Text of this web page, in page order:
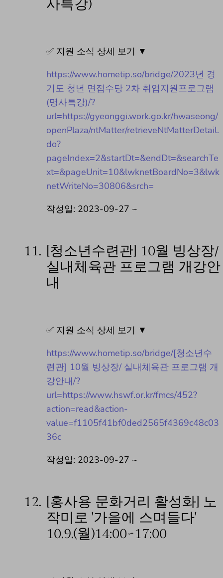
사특강)
✅ 지원 소식 상세 보기 ▼
https://www.hometip.so/bridge/2023년 경
기도 청년 면접수당 2차 취업지원프로그램
(명사특강)/?
url=https://gyeonggi.work.go.kr/hwaseong/
openPlaza/ntMatter/retrieveNtMatterDetail.
do?
pageIndex=2&startDt=&endDt=&searchTe
xt=&pageUnit=10&lwknetBoardNo=3&lwk
netWriteNo=30806&srch=
작성일: 2023-09-27 ~
11.
[청소년수련관] 10월 빙상장/
실내체육관 프로그램 개강안
내
✅ 지원 소식 상세 보기 ▼
https://www.hometip.so/bridge/[청소년수
련관] 10월 빙상장/ 실내체육관 프로그램 개
강안내/?
url=https://www.hswf.or.kr/fmcs/452?
action=read&action-
value=f1105f41bf0ded2565f4369c48c03
36c
작성일: 2023-09-27 ~
12.
[홍사용 문화거리 활성화] 노
작미로 '가을에 스며들다'
10.9.(월)14:00~17:00